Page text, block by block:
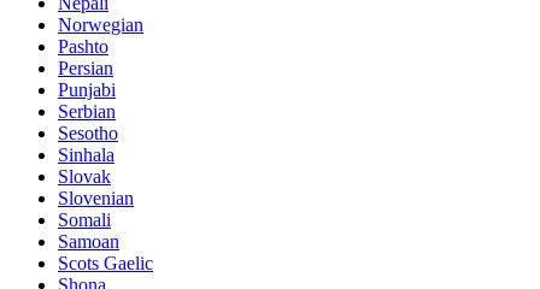
Norwegian
Pashto
Persian
Punjabi
Serbian
Sesotho
Sinhala
Slovak
Slovenian
Somali
Samoan
Scots Gaelic